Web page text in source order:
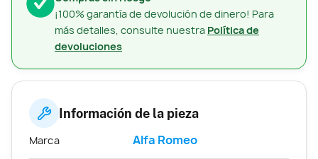
¡100% garantía de devolución de dinero! Para
más detalles, consulte nuestra Política de
devoluciones
Información de la pieza
Marca Alfa Romeo